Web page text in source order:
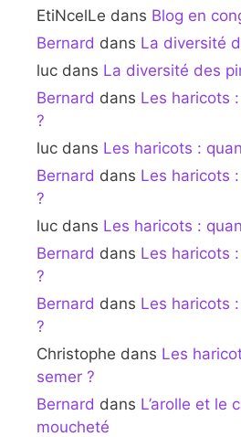
EtiNcelLe dans Blog en
Bernard dans La diversité
luc dans La diversité des
Bernard dans Les haricots
?
luc dans Les haricots :
Bernard dans Les haricots
?
luc dans Les haricots :
Bernard dans Les haricots
?
Bernard dans Les haricots
?
Christophe dans Les
semer ?
Bernard dans L’arolle et le
moucheté